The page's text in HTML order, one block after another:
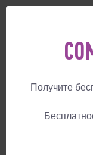
СУРРОГАТНОЕ
СТОИТ ЛИ
Получите